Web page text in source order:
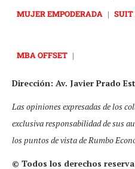
MUJER EMPODERADA | SUIT
MBA OFFSET |
Dirección: Av. Javier Prado
Las opiniones expresadas de los
exclusiva responsabilidad de sus
los puntos de vista de Rumbo
© Todos los derechos